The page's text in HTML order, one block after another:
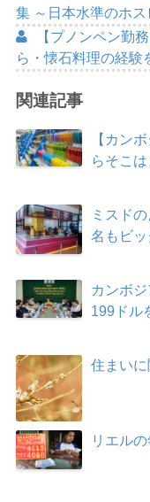
集 ～日本水準のホ
【プノンペン勤
ら・懐石料理の経験
関連記事
【カン
らそこは
ミスド
名もビッ
カンボ
199ドル
住まい
リエル